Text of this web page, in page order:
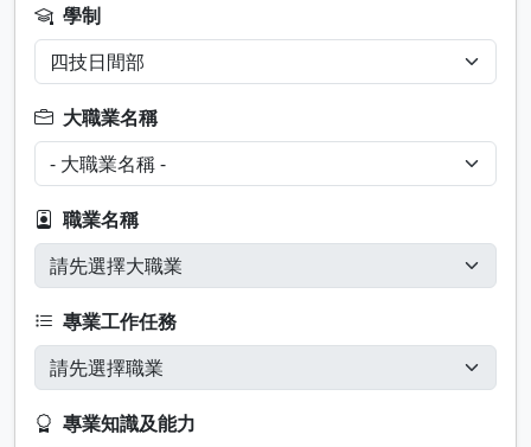
學制
大職業名稱
職業名稱
專業工作任務
專業知識及能力